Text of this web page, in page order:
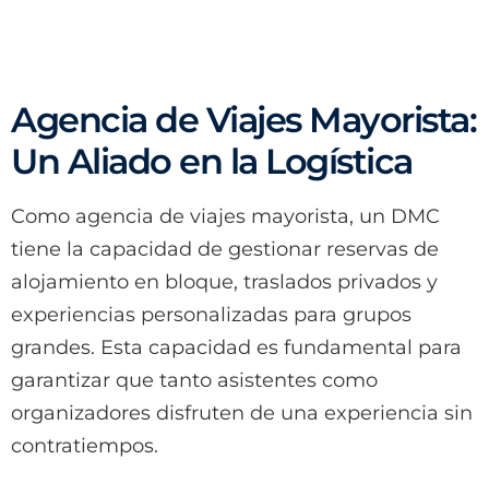
Agencia de Viajes Mayorista:
Un Aliado en la Logística
Como agencia de viajes mayorista, un DMC
tiene la capacidad de gestionar reservas de
alojamiento en bloque, traslados privados y
experiencias personalizadas para grupos
grandes. Esta capacidad es fundamental para
garantizar que tanto asistentes como
organizadores disfruten de una experiencia sin
contratiempos.